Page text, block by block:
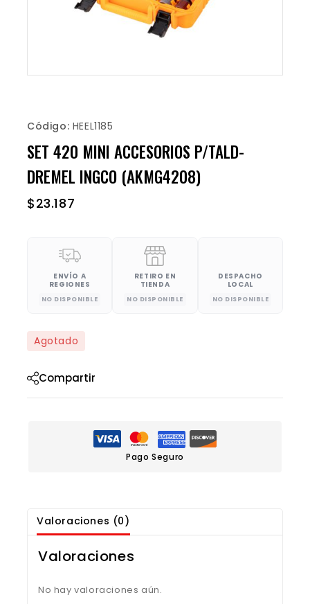
Código: HEEL1185
SET 420 MINI ACCESORIOS P/TALD-
DREMEL INGCO (AKMG4208)
$23.187
ENVÍO A
REGIONES
NO DISPONIBLE
RETIRO EN
TIENDA
NO DISPONIBLE
DESPACHO
LOCAL
NO DISPONIBLE
Agotado
Compartir
Pago Seguro
Valoraciones (0)
Valoraciones
No hay valoraciones aún.